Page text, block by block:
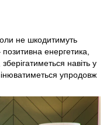
не шкодитимуть
енергетика,
навіть у
упродовж